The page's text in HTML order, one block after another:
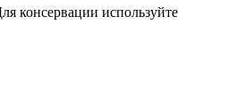
консервации используйте